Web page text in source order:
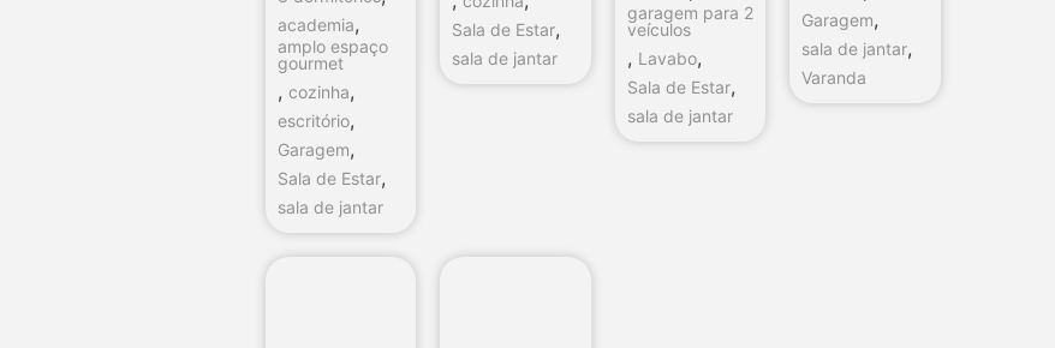
academia,
amplo espaço
gourmet
, cozinha,
escritório,
Garagem,
Sala de Estar,
sala de jantar
Sala de Estar,
sala de jantar
garagem para 2
veículos
, Lavabo,
Sala de Estar,
sala de jantar
Garagem,
sala de jantar,
Varanda